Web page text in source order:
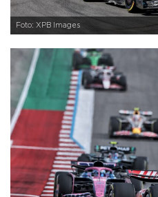
Foto: XPB Images